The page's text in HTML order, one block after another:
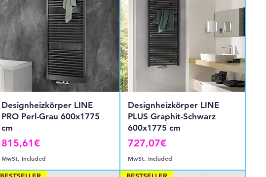
Designheizkörper LINE
PRO Perl-Grau 600x1775
cm
Price
815,61€
MwSt. Included
Designheizkörper LINE
PLUS Graphit-Schwarz
600x1775 cm
Price
727,07€
MwSt. Included